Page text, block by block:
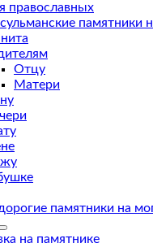
православных
памятники
Отцу
Матери
памятники на
на памятнике